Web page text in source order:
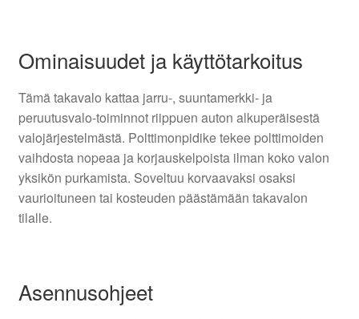
Ominaisuudet ja käyttötarkoitus
Tämä takavalo kattaa jarru-, suuntamerkki- ja
peruutusvalo-toiminnot riippuen auton alkuperäisestä
valojärjestelmästä. Polttimonpidike tekee polttimoiden
vaihdosta nopeaa ja korjauskelpoista ilman koko valon
yksikön purkamista. Soveltuu korvaavaksi osaksi
vaurioituneen tai kosteuden päästämään takavalon
tilalle.
Asennusohjeet